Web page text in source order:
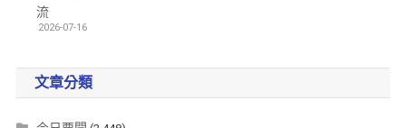
流
2026-07-16
文章分類